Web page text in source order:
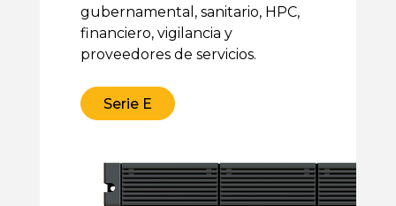
gubernamental, sanitario, HPC,
financiero, vigilancia y
proveedores de servicios.
Serie E